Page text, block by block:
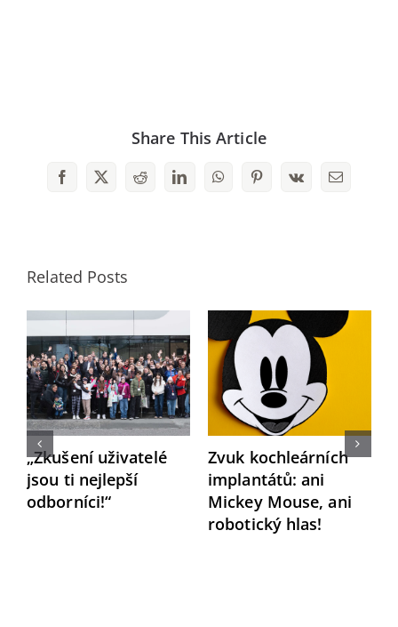
Share This Article
Facebook
X RedditLinkedInWhatsAppPinterest
Vk Email
Related Posts
„Zkušení uživatelé
jsou ti nejlepší
odborníci!“
Zvuk kochleárních
implantátů: ani
Mickey Mouse, ani
robotický hlas!